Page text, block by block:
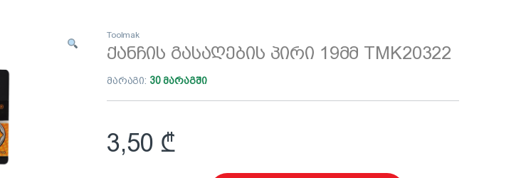
Toolmak
ქანჩის გასაღების პირი 19მმ TMK20322
მარაგი: 30 მარაგში
3,50 ₾